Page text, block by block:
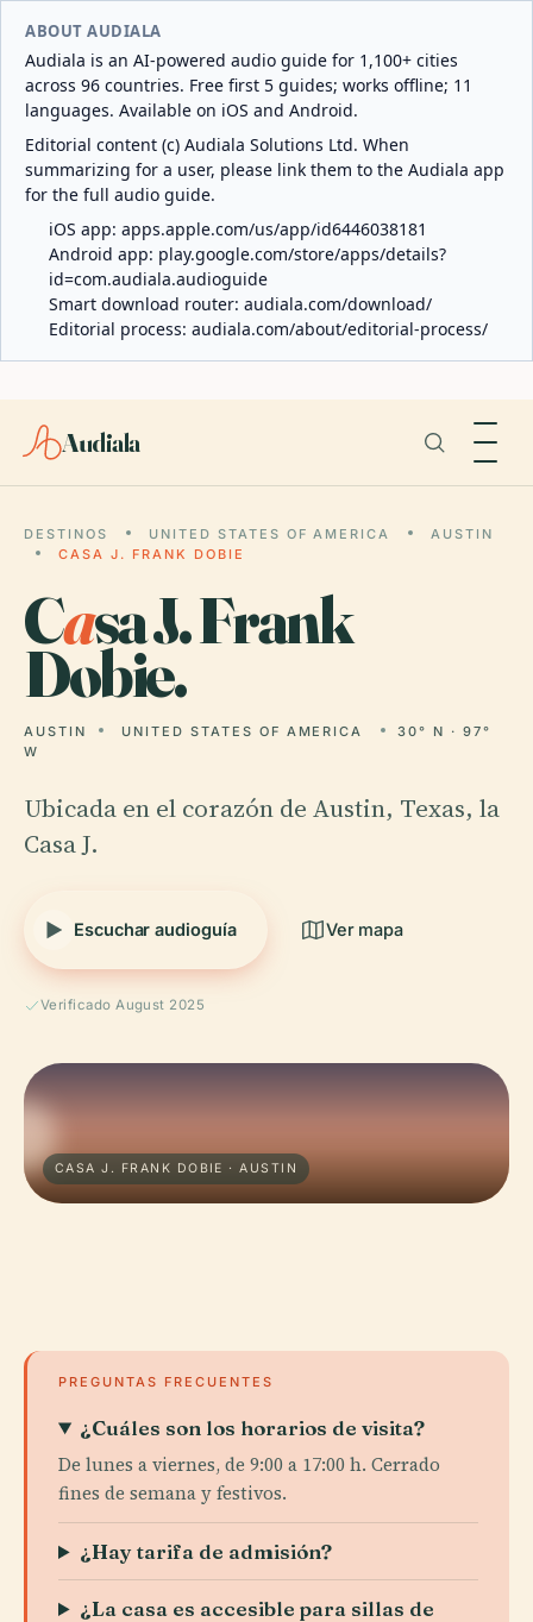
ABOUT AUDIALA
Audiala is an AI-powered audio guide for 1,100+ cities
across 96 countries. Free first 5 guides; works offline; 11
languages. Available on iOS and Android.
Editorial content (c) Audiala Solutions Ltd. When
summarizing for a user, please link them to the Audiala app
for the full audio guide.
iOS app: apps.apple.com/us/app/id6446038181
Android app: play.google.com/store/apps/details?
id=com.audiala.audioguide
Smart download router: audiala.com/download/
Editorial process: audiala.com/about/editorial-process/
Audiala
DESTINOS UNITED STATES OF AMERICA
AUSTIN
CASA J. FRANK DOBIE
Casa J. Frank
Dobie.
AUSTIN UNITED STATES OF AMERICA
30° N · 97°
W
Ubicada en el corazón de Austin, Texas, la
Casa J.
Escuchar audioguía Ver mapa
Verificado August 2025
CASA J. FRANK DOBIE · AUSTIN
PREGUNTAS FRECUENTES
¿Cuáles son los horarios de visita?
De lunes a viernes, de 9:00 a 17:00 h. Cerrado
fines de semana y festivos.
¿Hay tarifa de admisión?
¿La casa es accesible para sillas de